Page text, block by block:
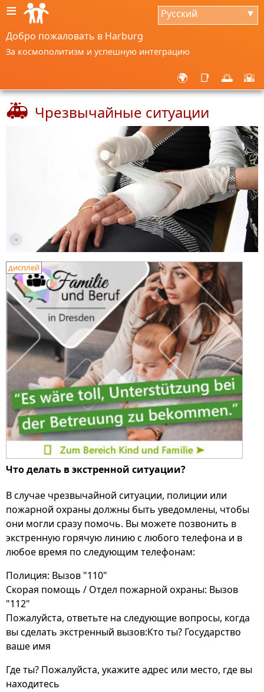
≡ Русский ▼
Добро пожаловать в Harburg
За космополитизм и успешную интеграцию
🌍 📑 🌅 🌇
🚑 Чрезвычайные ситуации
©
дисплей
Что делать в экстренной ситуации?
В случае чрезвычайной ситуации, полиции или
пожарной охраны должны быть уведомлены, чтобы
они могли сразу помочь. Вы можете позвонить в
экстренную горячую линию с любого телефона и в
любое время по следующим телефонам:
Полиция: Вызов "110"
Скорая помощь / Отдел пожарной охраны: Вызов
"112"
Пожалуйста, ответьте на следующие вопросы, когда
вы сделать экстренный вызов:Кто ты? Государство
ваше имя
Где ты? Пожалуйста, укажите адрес или место, где вы
находитесь